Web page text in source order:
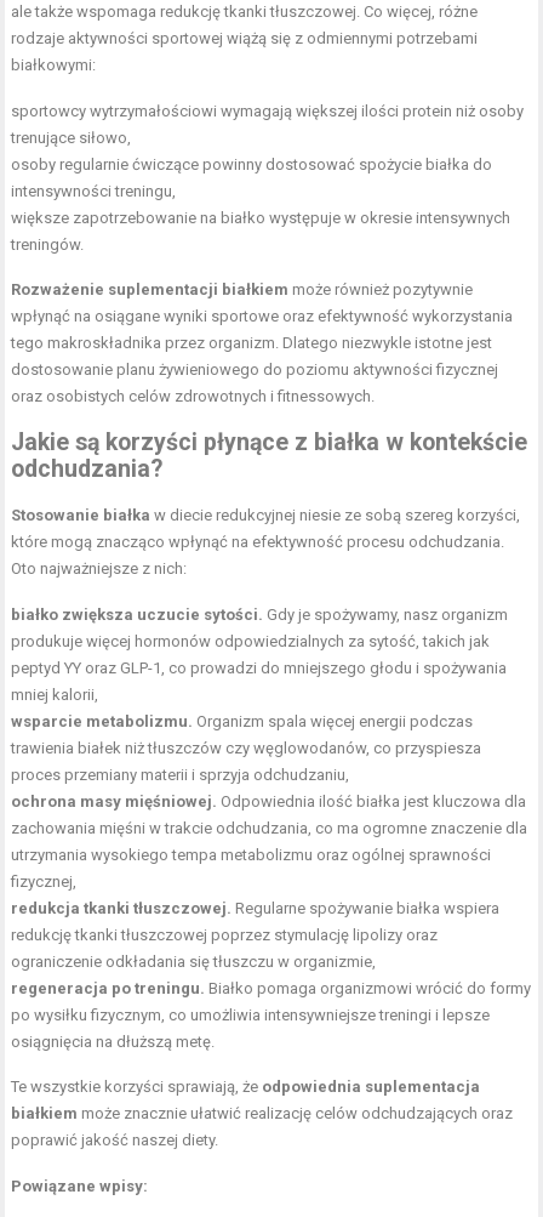
ale także wspomaga redukcję tkanki tłuszczowej. Co więcej, różne
rodzaje aktywności sportowej wiążą się z odmiennymi potrzebami
białkowymi:
sportowcy wytrzymałościowi wymagają większej ilości protein niż osoby
trenujące siłowo,
osoby regularnie ćwiczące powinny dostosować spożycie białka do
intensywności treningu,
większe zapotrzebowanie na białko występuje w okresie intensywnych
treningów.
Rozważenie suplementacji białkiem może również pozytywnie
wpłynąć na osiągane wyniki sportowe oraz efektywność wykorzystania
tego makroskładnika przez organizm. Dlatego niezwykle istotne jest
dostosowanie planu żywieniowego do poziomu aktywności fizycznej
oraz osobistych celów zdrowotnych i fitnessowych.
Jakie są korzyści płynące z białka w kontekście
odchudzania?
Stosowanie białka w diecie redukcyjnej niesie ze sobą szereg korzyści,
które mogą znacząco wpłynąć na efektywność procesu odchudzania.
Oto najważniejsze z nich:
białko zwiększa uczucie sytości. Gdy je spożywamy, nasz organizm
produkuje więcej hormonów odpowiedzialnych za sytość, takich jak
peptyd YY oraz GLP-1, co prowadzi do mniejszego głodu i spożywania
mniej kalorii,
wsparcie metabolizmu. Organizm spala więcej energii podczas
trawienia białek niż tłuszczów czy węglowodanów, co przyspiesza
proces przemiany materii i sprzyja odchudzaniu,
ochrona masy mięśniowej. Odpowiednia ilość białka jest kluczowa dla
zachowania mięśni w trakcie odchudzania, co ma ogromne znaczenie dla
utrzymania wysokiego tempa metabolizmu oraz ogólnej sprawności
fizycznej,
redukcja tkanki tłuszczowej. Regularne spożywanie białka wspiera
redukcję tkanki tłuszczowej poprzez stymulację lipolizy oraz
ograniczenie odkładania się tłuszczu w organizmie,
regeneracja po treningu. Białko pomaga organizmowi wrócić do formy
po wysiłku fizycznym, co umożliwia intensywniejsze treningi i lepsze
osiągnięcia na dłuższą metę.
Te wszystkie korzyści sprawiają, że odpowiednia suplementacja
białkiem może znacznie ułatwić realizację celów odchudzających oraz
poprawić jakość naszej diety.
Powiązane wpisy: